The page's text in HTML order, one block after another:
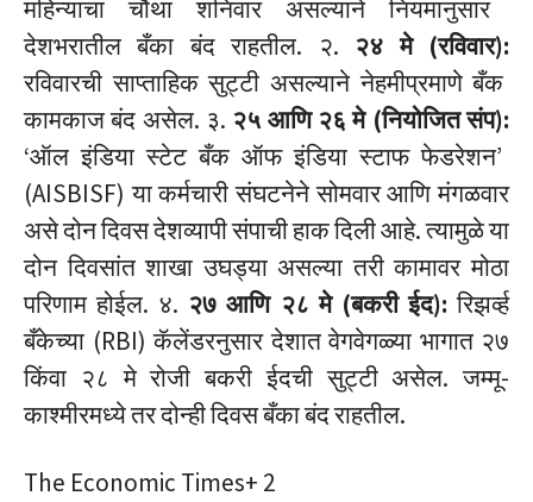
महिन्याचा चौथा शनिवार असल्याने नियमानुसार
देशभरातील बँका बंद राहतील. २. २४ मे (रविवार):
रविवारची साप्ताहिक सुट्टी असल्याने नेहमीप्रमाणे बँक
कामकाज बंद असेल. ३. २५ आणि २६ मे (नियोजित संप):
‘ऑल इंडिया स्टेट बँक ऑफ इंडिया स्टाफ फेडरेशन’
(AISBISF) या कर्मचारी संघटनेने सोमवार आणि मंगळवार
असे दोन दिवस देशव्यापी संपाची हाक दिली आहे.त्यामुळे या
दोन दिवसांत शाखा उघड्या असल्या तरी कामावर मोठा
परिणाम होईल. ४. २७ आणि २८ मे (बकरी ईद): रिझर्व्ह
बँकेच्या (RBI) कॅलेंडरनुसार देशात वेगवेगळ्या भागात २७
किंवा २८ मे रोजी बकरी ईदची सुट्टी असेल. जम्मू-
काश्मीरमध्ये तर दोन्ही दिवस बँका बंद राहतील.
The Economic Times+ 2